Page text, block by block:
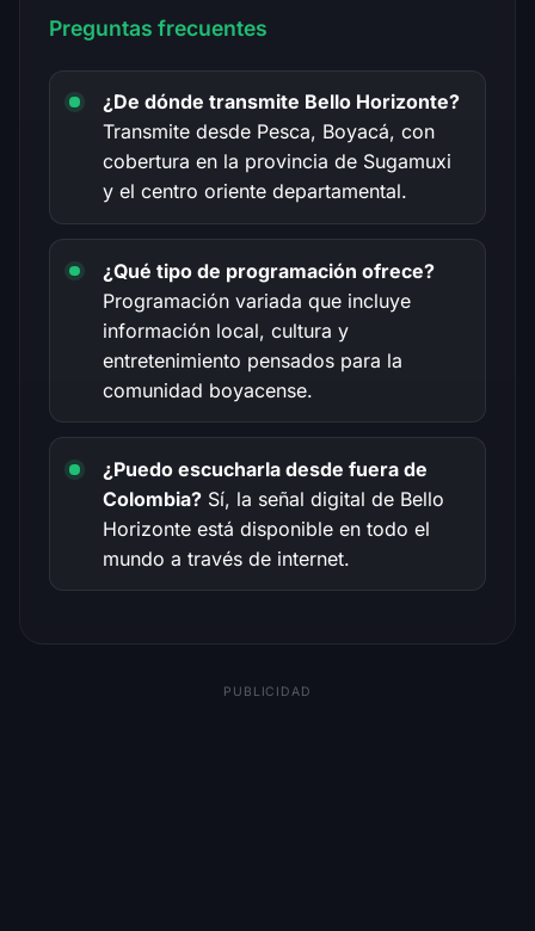
Preguntas frecuentes
¿De dónde transmite Bello Horizonte?
Transmite desde Pesca, Boyacá, con
cobertura en la provincia de Sugamuxi
y el centro oriente departamental.
¿Qué tipo de programación ofrece?
Programación variada que incluye
información local, cultura y
entretenimiento pensados para la
comunidad boyacense.
¿Puedo escucharla desde fuera de
Colombia? Sí, la señal digital de Bello
Horizonte está disponible en todo el
mundo a través de internet.
PUBLICIDAD